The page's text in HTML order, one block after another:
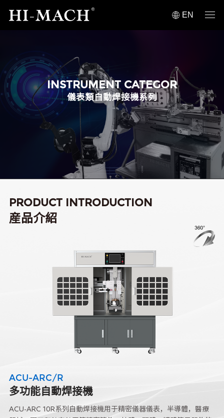
EN
INSTRUMENT CATEGOR
儀表類自動焊接機系列
PRODUCT INTRODUCTION
産品介紹
ACU-ARC/R
多功能自動焊接機
ACU-ARC 10R系列自動焊接機用于精密儀器儀表，半導體，醫療